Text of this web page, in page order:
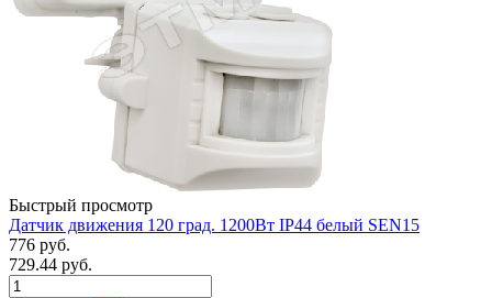
Быстрый просмотр
Датчик движения 120 град. 1200Вт IP44 белый SEN15
776 руб.
729.44 руб.